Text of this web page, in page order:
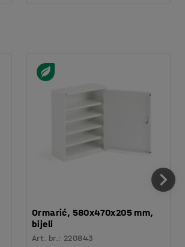
Ormarić, 580x470x205 mm,
bijeli
Art. br.: 220843